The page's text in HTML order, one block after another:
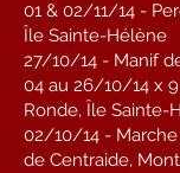
01 & 02/11/14 -
Île Sainte-Hélène
27/10/14 - Manif
04 au 26/10/14 x
Ronde, Île Sainte-
02/10/14 -
de Centraide,